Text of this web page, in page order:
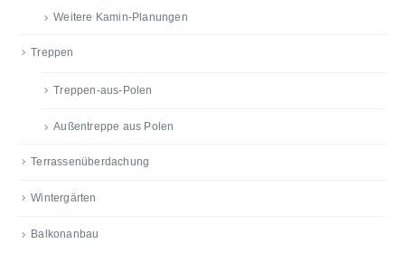
Weitere Kamin-Planungen
Treppen
Treppen-aus-Polen
Außentreppe aus Polen
Terrassenüberdachung
Wintergärten
Balkonanbau